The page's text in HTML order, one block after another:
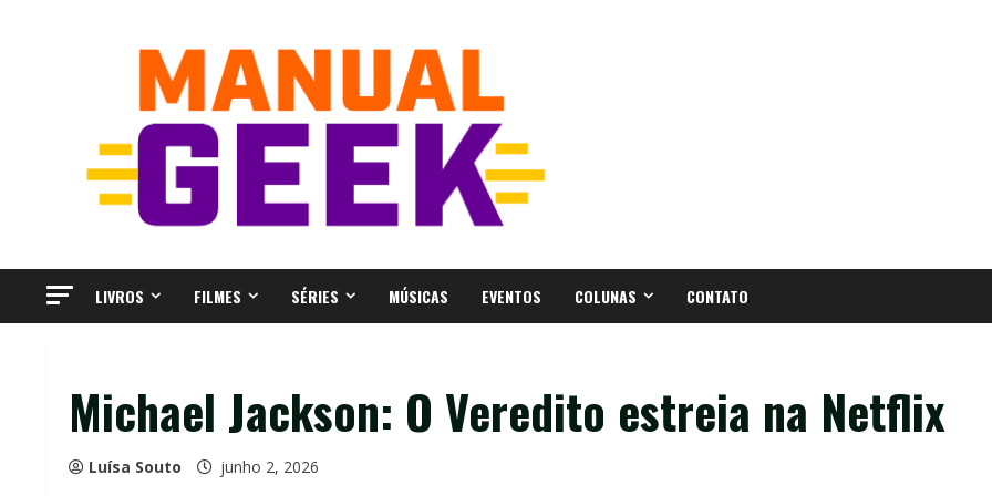
LIVROS FILMES SÉRIES MÚSICAS EVENTOS COLUNAS CONTATO
Michael Jackson: O Veredito estreia na Netflix
Luísa Souto junho 2, 2026